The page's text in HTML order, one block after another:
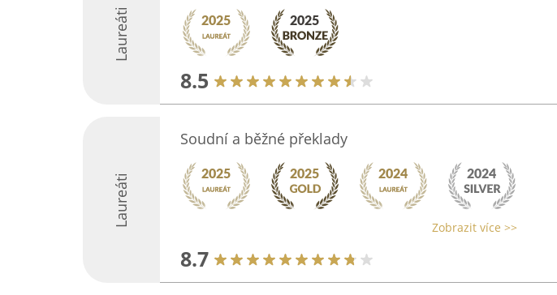
Laureáti
8.5
Laureáti
Soudní a běžné překlady
Zobrazit více >>
8.7